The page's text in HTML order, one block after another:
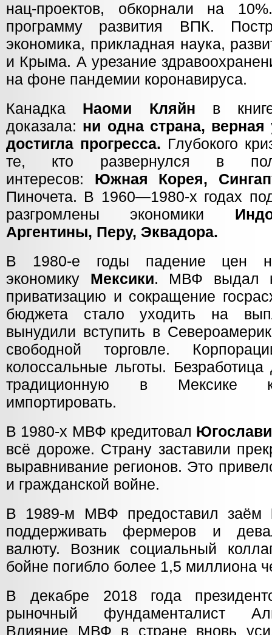
нац-проектов, обкорнали на
программу развития ВПК.
экономика, прикладная наука,
и Крыма. А урезание
на фоне пандемии коронавируса.
Канадка Наоми Кляйн в
доказала: ни одна страна,
достигла прогресса. Глубокого
те, кто развернулся в
интересов: Южная Корея,
Пиночета. В 1960—1980-х годах
разгромлены экономики
Аргентины, Перу, Эквадора.
В 1980-е годы падение цен
экономику Мексики. МВФ выдал
приватизацию и сокращение
бюджета стало уходить на
вынудили вступить в
свободной торговле.
колоссальные льготы.
традиционную в Мексике
импортировать.
В 1980-х МВФ кредитовал
всё дороже. Страну заставили
выравнивание регионов. Это
и гражданской войне.
В 1989-м МВФ предоставил заём
поддерживать фермеров и
валюту. Возник социальный
бойне погибло более 1,5 миллиона
В декабре 2018 года
рыночный фундаменталист
Влияние МВФ в стране вновь